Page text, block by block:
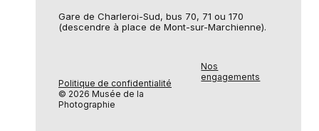
Gare de Charleroi-Sud, bus 70, 71 ou 170
(descendre à place de Mont-sur-Marchienne).
Politique de confidentialité
© 2026 Musée de la
Photographie
Nos
engagements